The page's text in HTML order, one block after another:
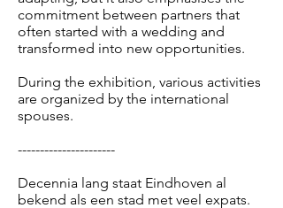
commitment between partners that
often started with a wedding and
transformed into new opportunities.
During the exhibition, various activities
are organized by the international
spouses.
----------------------
Decennia lang staat Eindhoven al
bekend als een stad met veel expats.